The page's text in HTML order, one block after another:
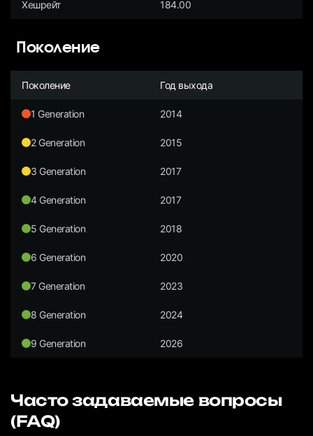
Хешрейт 184.00
Поколение
Поколение Год выхода
1 Generation 2014
2 Generation 2015
3 Generation 2017
4 Generation 2017
5 Generation 2018
6 Generation 2020
7 Generation 2023
8 Generation 2024
9 Generation 2026
Часто задаваемые вопросы
(FAQ)